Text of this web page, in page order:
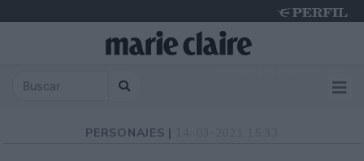
PERSONAJES |